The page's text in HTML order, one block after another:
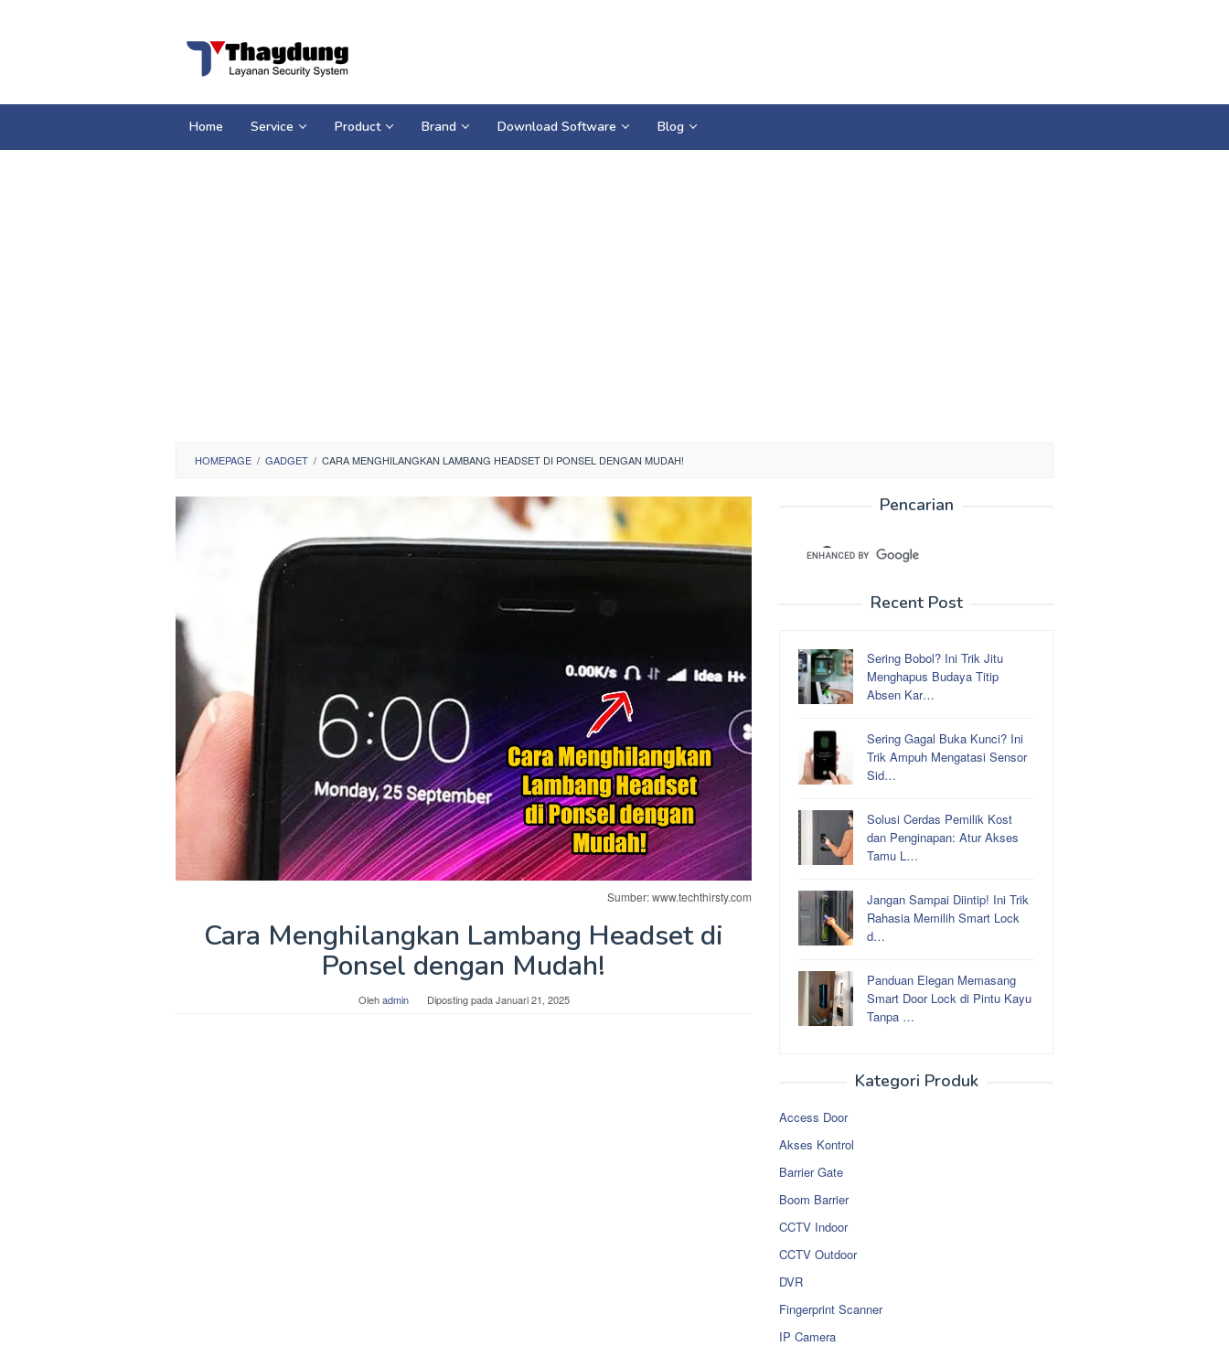
Home Service Product Brand Download Software Blog
HOMEPAGE / GADGET / CARA MENGHILANGKAN LAMBANG HEADSET DI PONSEL DENGAN MUDAH!
Sumber: www.techthirsty.com
Cara Menghilangkan Lambang Headset di
Ponsel dengan Mudah!
Olehadmin Diposting padaJanuari 21, 2025
Pencarian
Recent Post
Sering Bobol? Ini Trik Jitu
Menghapus Budaya Titip
Absen Kar…
Sering Gagal Buka Kunci? Ini
Trik Ampuh Mengatasi Sensor
Sid…
Solusi Cerdas Pemilik Kost
dan Penginapan: Atur Akses
Tamu L…
Jangan Sampai Diintip! Ini Trik
Rahasia Memilih Smart Lock
d…
Panduan Elegan Memasang
Smart Door Lock di Pintu Kayu
Tanpa …
Kategori Produk
Access Door
Akses Kontrol
Barrier Gate
Boom Barrier
CCTV Indoor
CCTV Outdoor
DVR
Fingerprint Scanner
IP Camera